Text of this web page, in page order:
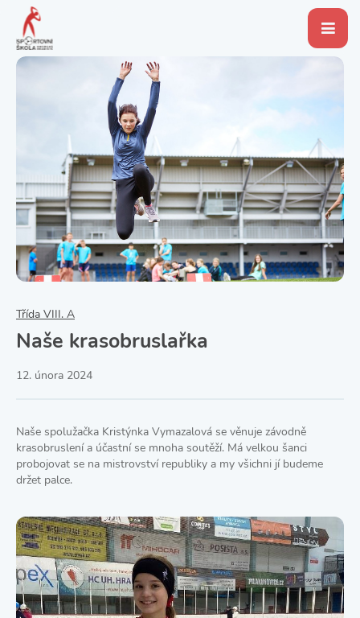
Třída VIII. A
Naše krasobruslařka
12. února 2024
Naše spolužačka Kristýnka Vymazalová se věnuje závodně
krasobruslení a účastní se mnoha soutěží. Má velkou šanci
probojovat se na mistrovství republiky a my všichni jí budeme
držet palce.